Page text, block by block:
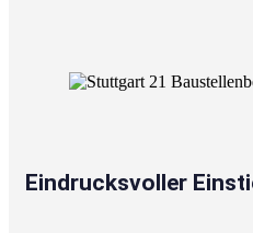
Eindrucksvoller